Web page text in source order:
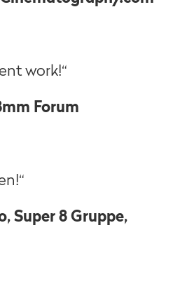
work!“
Forum
Super 8 Gruppe,